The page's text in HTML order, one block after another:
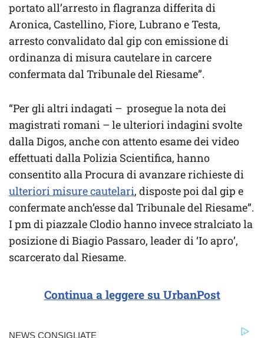
portato all’arresto in flagranza differita di
Aronica, Castellino, Fiore, Lubrano e Testa,
arresto convalidato dal gip con emissione di
ordinanza di misura cautelare in carcere
confermata dal Tribunale del Riesame”.
“Per gli altri indagati – prosegue la nota dei
magistrati romani – le ulteriori indagini svolte
dalla Digos, anche con attento esame dei video
effettuati dalla Polizia Scientifica, hanno
consentito alla Procura di avanzare richieste di
ulteriori misure cautelari, disposte poi dal gip e
confermate anch’esse dal Tribunale del Riesame”.
I pm di piazzale Clodio hanno invece stralciato la
posizione di Biagio Passaro, leader di ‘Io apro’,
scarcerato dal Riesame.
Continua a leggere su UrbanPost